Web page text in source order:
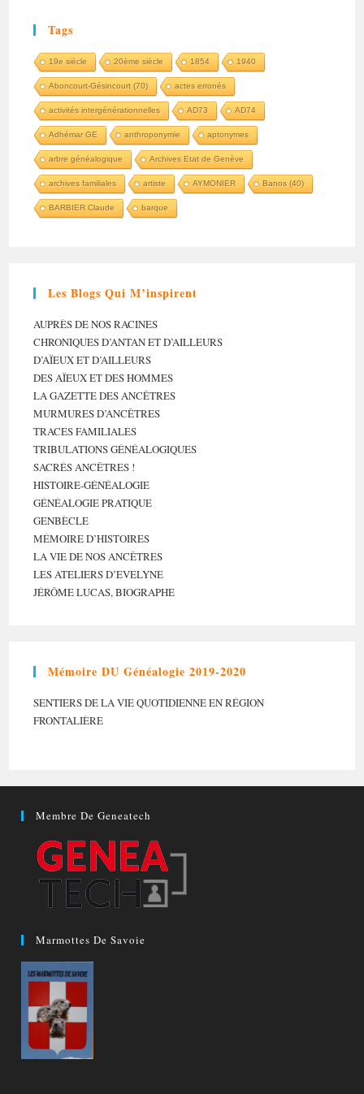
Tags
19e siècle 20ème siècle 1854 1940
Aboncourt-Gésincourt (70) actes erronés
activités intergénérationnelles AD73 AD74
Adhémar GE anthroponymie aptonymes
arbre généalogique Archives Etat de Genève
archives familiales artiste AYMONIER Banos (40)
BARBIER Claude barque
Les Blogs Qui M’inspirent
AUPRÈS DE NOS RACINES
CHRONIQUES D’ANTAN ET D’AILLEURS
D’AÏEUX ET D’AILLEURS
DES AÏEUX ET DES HOMMES
LA GAZETTE DES ANCÊTRES
MURMURES D’ANCÊTRES
TRACES FAMILIALES
TRIBULATIONS GÉNÉALOGIQUES
SACRÉS ANCÊTRES !
HISTOIRE-GÉNÉALOGIE
GÉNÉALOGIE PRATIQUE
GENBÈCLE
MÉMOIRE D’HISTOIRES
LA VIE DE NOS ANCÊTRES
LES ATELIERS D’EVELYNE
JÉRÔME LUCAS, BIOGRAPHE
Mémoire DU Généalogie 2019-2020
SENTIERS DE LA VIE QUOTIDIENNE EN RÉGION
FRONTALIÈRE
Membre De Geneatech
Marmottes De Savoie